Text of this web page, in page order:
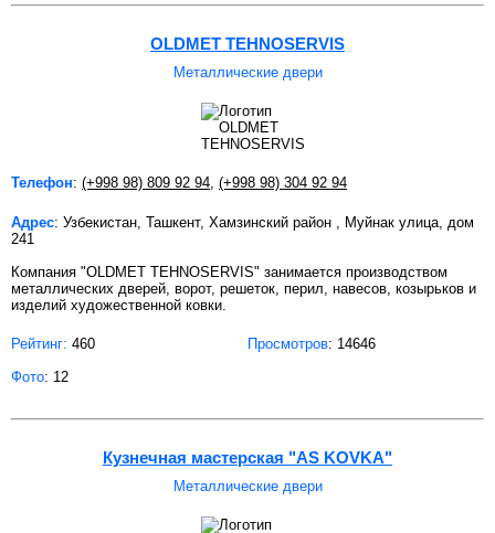
OLDMET TEHNOSERVIS
Металлические двери
Телефон: (+998 98) 809 92 94 (+998 98) 304 92 94
Адрес: Узбекистан, Ташкент, Хамзинский район , Муйнак улица, дом
241
Компания "OLDMET TEHNOSERVIS" занимается производством
металлических дверей, ворот, решеток, перил, навесов, козырьков и
изделий художественной ковки.
Рейтинг: 460 Просмотров: 14646
Фото: 12
Кузнечная мастерская "AS KOVKA"
Металлические двери